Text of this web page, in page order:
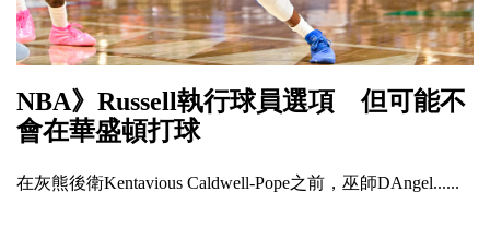
NBA》Russell執行球員選項 但可能不
會在華盛頓打球
在灰熊後衛Kentavious Caldwell-Pope之前，巫師DAngel......